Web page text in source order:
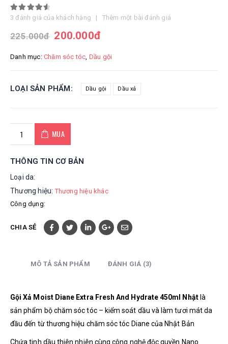
4.67out of 5
3 đánh giá của khách hàng | Thêm một bài đánh giá
225.000đ 200.000đ
Danh mục: Chăm sóc tóc, Dầu gội
LOẠI SẢN PHẨM Dầu gội Dầu xả
MUA
THÔNG TIN CƠ BẢN
Loại da:
Thương hiệu: Thương hiệu khác
Công dụng:
CHIA SẺ
MÔ TẢ SẢN PHẨM ĐÁNH GIÁ (3)
Gội Xả Moist Diane Extra Fresh And Hydrate 450ml Nhậtlà
sản phẩm bộ chăm sóc tóc – kiểm soát dầu và làm tươi mát da
đầu đến từ thương hiệu chăm sóc tóc Diane của Nhật Bản
Chứa tinh dầu thiên nhiên cùng công nghệ độc quyền Nano